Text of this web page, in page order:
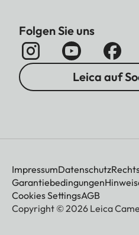
Folgen Sie uns
Leica auf
ImpressumDatenschutz
Garantiebedingungen
Cookies SettingsAGB
Copyright © 2026 Leica